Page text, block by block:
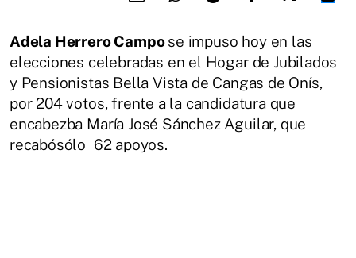
Adela Herrero Campose impuso hoy en las
elecciones celebradas en el Hogar de Jubilados
y Pensionistas Bella Vista de Cangas de Onís,
por 204 votos, frente a la candidatura que
encabezba María José Sánchez Aguilar, que
recabósólo 62 apoyos.